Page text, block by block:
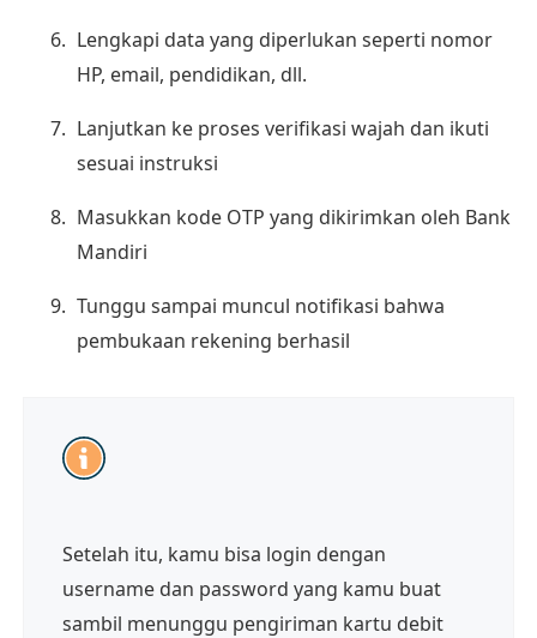
Lengkapi data yang diperlukan seperti nomor
HP, email, pendidikan, dll.
Lanjutkan ke proses verifikasi wajah dan ikuti
sesuai instruksi
Masukkan kode OTP yang dikirimkan oleh Bank
Mandiri
Tunggu sampai muncul notifikasi bahwa
pembukaan rekening berhasil
Setelah itu, kamu bisa login dengan
username dan password yang kamu buat
sambil menunggu pengiriman kartu debit